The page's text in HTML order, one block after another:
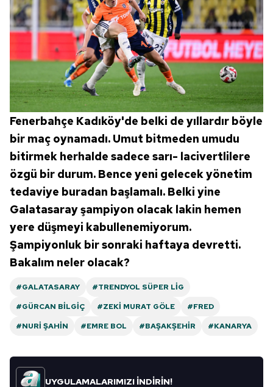
Fenerbahçe Kadıköy'de belki de yıllardır böyle
bir maç oynamadı. Umut bitmeden umudu
bitirmek herhalde sadece sarı- lacivertlilere
özgü bir durum. Bence yeni gelecek yönetim
tedaviye buradan başlamalı. Belki yine
Galatasaray şampiyon olacak lakin hemen
yere düşmeyi kabullenemiyorum.
Şampiyonluk bir sonraki haftaya devretti.
Bakalım neler olacak?
#GALATASARAY
#TRENDYOL SÜPER LIG
#GÜRCAN BILGIÇ
#ZEKI MURAT GÖLE
#FRED
#NURI ŞAHIN
#EMRE BOL #BAŞAKŞEHIR #KANARYA
UYGULAMALARIMIZI İNDİRİN!